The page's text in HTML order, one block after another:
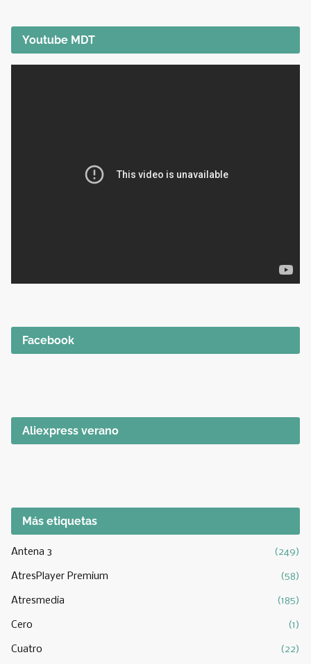
Youtube MDT
Facebook
Aliexpress verano
Más etiquetas
Antena 3 (249)
AtresPlayer Premium (58)
Atresmedia (185)
Cero (1)
Cuatro (22)